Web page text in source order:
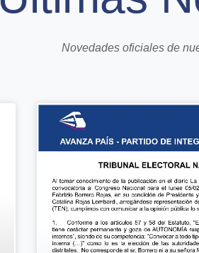
Novedades oficiales de